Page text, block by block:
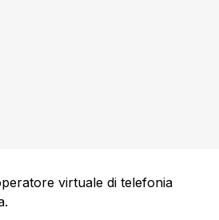
virtuale di telefonia